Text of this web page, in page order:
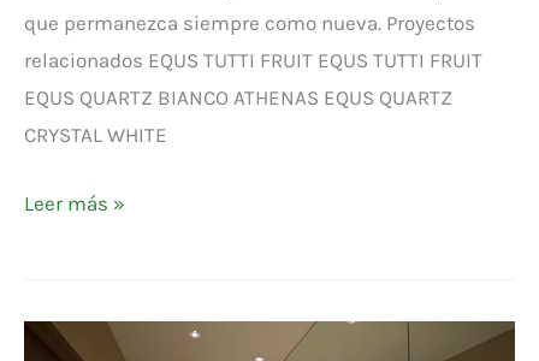
que permanezca siempre como nueva. Proyectos
relacionados EQUS TUTTI FRUIT EQUS TUTTI FRUIT
EQUS QUARTZ BIANCO ATHENAS EQUS QUARTZ
CRYSTAL WHITE
Leer más »
EQUS